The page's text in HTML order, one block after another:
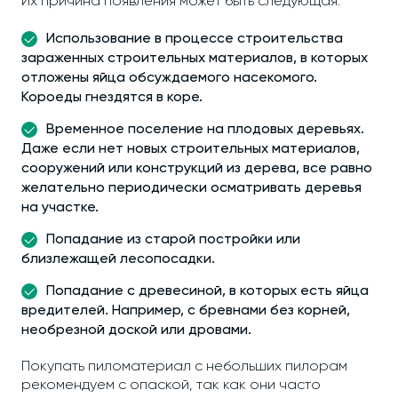
Использование в процессе строительства
зараженных строительных материалов, в которых
отложены яйца обсуждаемого насекомого.
Короеды гнездятся в коре.
Временное поселение на плодовых деревьях.
Даже если нет новых строительных материалов,
сооружений или конструкций из дерева, все равно
желательно периодически осматривать деревья
на участке.
Попадание из старой постройки или
близлежащей лесопосадки.
Попадание с древесиной, в которых есть яйца
вредителей. Например, с бревнами без корней,
необрезной доской или дровами.
Покупать пиломатериал с небольших пилорам
рекомендуем с опаской, так как они часто